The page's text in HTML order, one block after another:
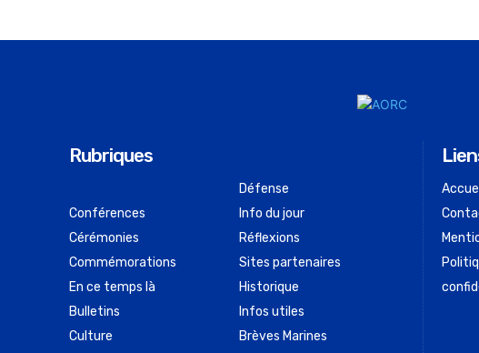
Rubriques
Conférences
Cérémonies
Commémorations
En ce temps là
Bulletins
Culture
Défense
Info du jour
Réflexions
Sites partenaires
Historique
Infos utiles
Brèves Marines